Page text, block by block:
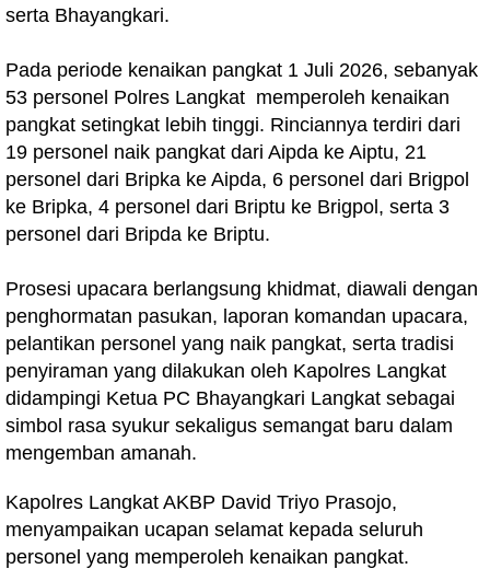
serta Bhayangkari.
Pada periode kenaikan pangkat 1 Juli 2026, sebanyak
53 personel Polres Langkat memperoleh kenaikan
pangkat setingkat lebih tinggi. Rinciannya terdiri dari
19 personel naik pangkat dari Aipda ke Aiptu, 21
personel dari Bripka ke Aipda, 6 personel dari Brigpol
ke Bripka, 4 personel dari Briptu ke Brigpol, serta 3
personel dari Bripda ke Briptu.
Prosesi upacara berlangsung khidmat, diawali dengan
penghormatan pasukan, laporan komandan upacara,
pelantikan personel yang naik pangkat, serta tradisi
penyiraman yang dilakukan oleh Kapolres Langkat
didampingi Ketua PC Bhayangkari Langkat sebagai
simbol rasa syukur sekaligus semangat baru dalam
mengemban amanah.
Kapolres Langkat AKBP David Triyo Prasojo,
menyampaikan ucapan selamat kepada seluruh
personel yang memperoleh kenaikan pangkat.